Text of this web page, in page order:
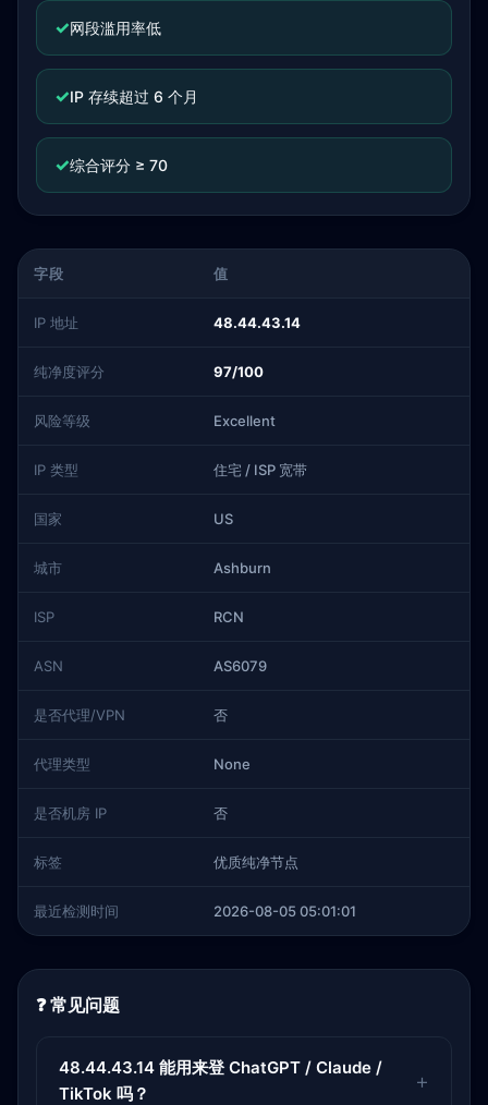
✓网段滥用率低
✓IP 存续超过 6 个月
✓综合评分 ≥ 70
字段 值
IP 地址 48.44.43.14
纯净度评分 97/100
风险等级 Excellent
IP 类型 住宅 / ISP 宽带
国家 US
城市 Ashburn
ISP RCN
ASN AS6079
是否代理/VPN 否
代理类型 None
是否机房 IP 否
标签 优质纯净节点
最近检测时间 2026-08-05 05:01:01
❓ 常见问题
48.44.43.14 能用来登 ChatGPT / Claude /
TikTok 吗？